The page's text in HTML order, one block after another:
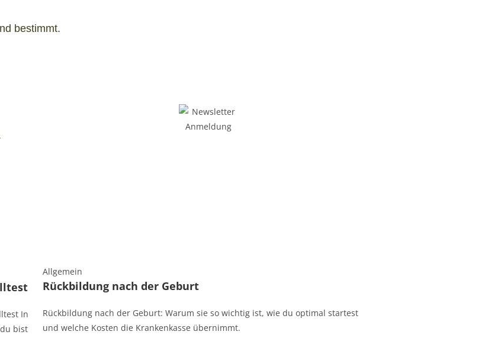
bestimmt.
In
bist
Allgemein
Rückbildung nach der Geburt
Rückbildung nach der Geburt: Warum sie so wichtig ist, wie du optimal startest
und welche Kosten die Krankenkasse übernimmt.